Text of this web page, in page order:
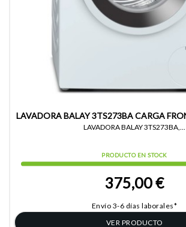
LAVADORA BALAY 3TS273BA CARGA
LAVADORA BALAY 3TS273BA,...
PRODUCTO EN STOCK
375,00 €
Envío 3-6 días laborales*
VER PRODUCTO